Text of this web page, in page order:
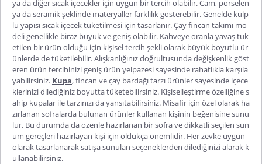
ya da diğer sıcak içecekler için uygun bir tercih olabilir. Cam, porselen
ya da seramik şeklinde materyaller farklılık gösterebilir. Genelde kulp
lu yapısı sıcak içecek tüketilmesi için tasarlanır.Çay fincan takımı mo
deli genellikle biraz büyük ve geniş olabilir. Kahveye oranla yavaş tük
etilen bir ürün olduğu için kişisel tercih şekli olarak büyük boyutlu ür
ünlerde de tüketilebilir. Alışkanlığınız doğrultusunda değişkenlik göst
eren ürün tercihinizi geniş ürün yelpazesi sayesinde rahatlıkla karşıla
yabilirsiniz. Kupa, fincan ve çay bardağı tarzı ürünler sayesinde içece
klerinizi dilediğiniz boyutta tüketebilirsiniz. Kişiselleştirme özelliğine s
ahip kupalar ile tarzınızı da yansıtabilirsiniz. Misafir için özel olarak ha
zırlanan sofralarda bulunan ürünler kullanan kişinin beğenisine sunu
lur. Bu durumda da özenle hazırlanan bir sofra ve dikkatli seçilen sun
um gereçleri hazırlayan kişi için oldukça önemlidir. Her zevke uygun
olarak tasarlanarak satışa sunulan seçeneklerden dilediğinizi alarak k
ullanabilirsiniz.